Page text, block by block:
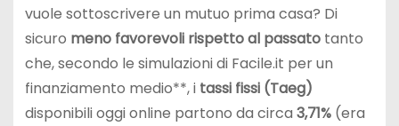
vuole sottoscrivere un mutuo prima casa? Di
sicuro meno favorevoli rispetto al passatotanto
che, secondo le simulazioni di Facile.it per un
finanziamento medio**, i tassi fissi (Taeg)
disponibili oggi online partono da circa 3,71%(era